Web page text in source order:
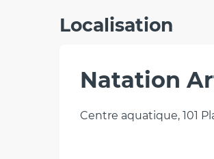
Localisation
Natation
Centre aquatique, 101